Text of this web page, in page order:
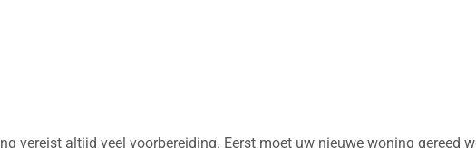
vereist altijd veel voorbereiding. Eerst moet uw nieuwe woning gereed